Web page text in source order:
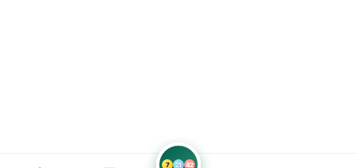
7 21 42